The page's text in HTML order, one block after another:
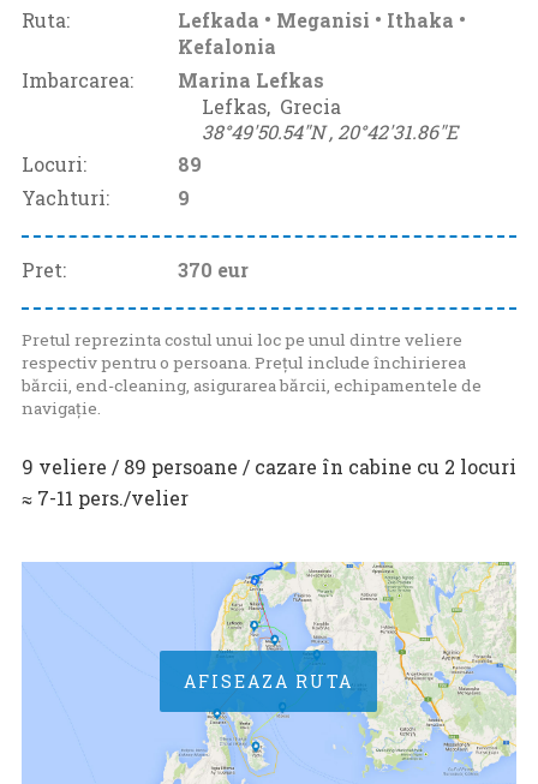
Ruta:
Lefkada • Meganisi • Ithaka •
Kefalonia
Imbarcarea:
Marina Lefkas
Lefkas‚ Grecia
38°49'50.54"N ‚ 20°42'31.86"E
Locuri:
89
Yachturi:
9
Pret: 370 eur
Pretul reprezinta costul unui loc pe unul dintre veliere
respectiv pentru o persoana. Prețul include închirierea
bărcii, end-cleaning, asigurarea bărcii, echipamentele de
navigație.
9 veliere / 89 persoane / cazare în cabine cu 2 locuri
≈ 7-11 pers./velier
AFISEAZA RUTA